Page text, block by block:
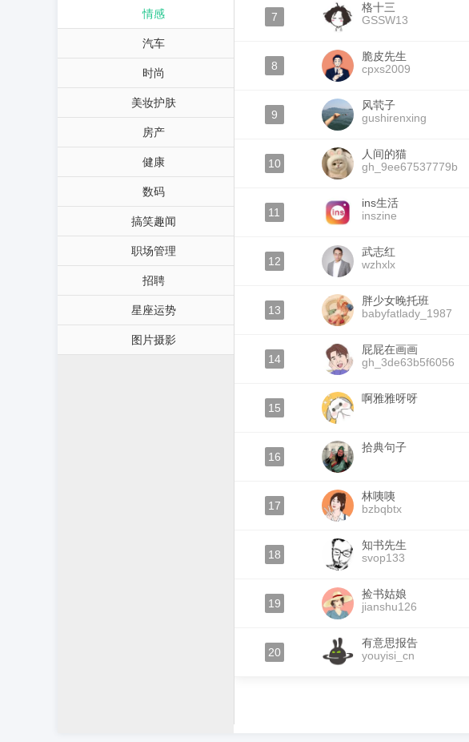
情感
汽车
时尚
美妆护肤
房产
健康
数码
搞笑趣闻
职场管理
招聘
星座运势
图片摄影
7
格十三
GSSW13
8
脆皮先生
cpxs2009
9
风茕子
gushirenxing
10
人间的猫
gh_9ee67537779b
11
ins生活
inszine
12
武志红
wzhxlx
13
胖少女晚托班
babyfatlady_1987
14
屁屁在画画
gh_3de63b5f6056
15
啊雅雅呀呀
16
拾典句子
17
林咦咦
bzbqbtx
18
知书先生
svop133
19
捡书姑娘
jianshu126
20
有意思报告
youyisi_cn